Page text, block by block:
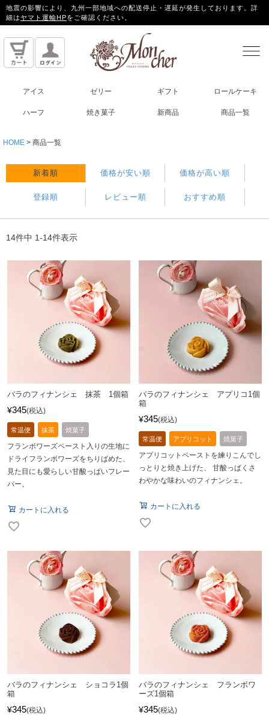
地震の影響により、九州一部地域への配送停止・遅延が発生しております。詳
細はヤマト運輸HPをご確認ください。
アイス ゼリー ギフト ロールケーキ
ハーフ 焼き菓子 新商品 商品一覧
HOME 商品一覧
新着順 価格が安い順 価格が高い順
登録順 レビュー順 おすすめ順
14件中 1-14件表示
バラのフィナンシェ 抹茶 1個箱
¥345 税込
常温便 抹茶 焼菓子
フランボワーズペースト入りの生地に
ドライフランボワーズをちりばめた、
見た目にも愛らしい甘酸っぱいフレー
バー。
カートに入れる
バラのフィナンシェ アプリコ1個
箱
¥345 税込
常温便 アプリコット 焼菓子
アプリコットペーストを練りこんでし
っとりと焼き上げた、 甘酸っぱくさ
わやかな味わいのフィナンシェ。
カートに入れる
バラのフィナンシェ ショコラ1個
箱
¥345 税込
バラのフィナンシェ フランボワ
ーズ1個箱
¥345 税込